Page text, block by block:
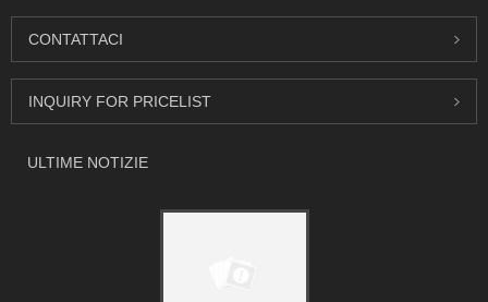
CONTATTACI
INQUIRY FOR PRICELIST
ULTIME NOTIZIE